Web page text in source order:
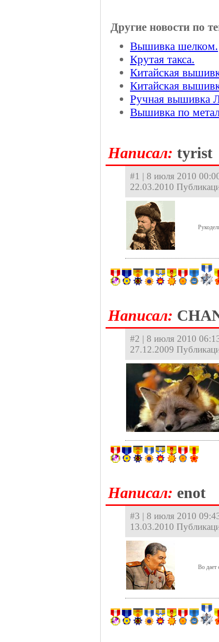
Другие новости по
Вышивка шелком.
Крутая такса.
Китайская
Китайская
Ручная вышивка
Вышивка по
Hаписал: tyrist
#1 | 8 июля 2010
22.03.2010
Hаписал:
#2 | 8 июля 2010
27.12.2009
Hаписал: enot
#3 | 8 июля 2010
13.03.2010
Во дает